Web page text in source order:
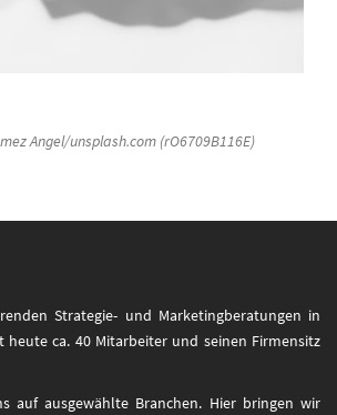
Angel/unsplash.com (rO6709B116E)
Strategie- und Marketingberatungen in
heute ca. 40 Mitarbeiter und seinen Firmensitz
auf ausgewählte Branchen. Hier bringen wir